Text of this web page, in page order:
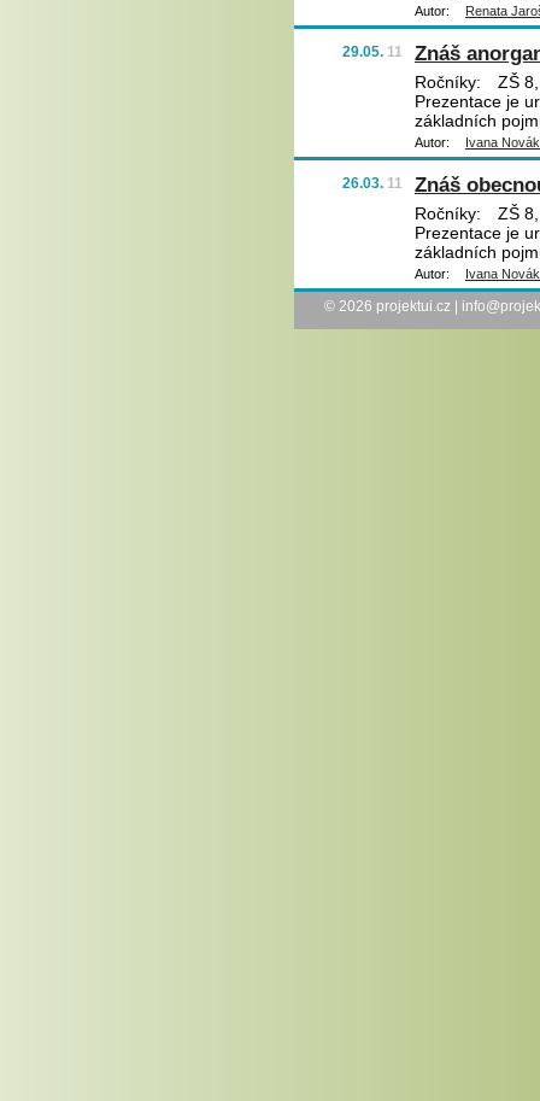
Autor: Renata
29.05. 11 Znáš
Ročníky:
ZŠ
Prezentace je
základních
Autor: Ivana
26.03. 11 Znáš
Ročníky:
ZŠ
Prezentace je
základních
Autor: Ivana
© 2026 projektui.cz